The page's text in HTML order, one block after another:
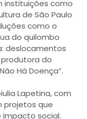
instituições como
de São Paulo
como o
do quilombo
deslocamentos
do
Há Doença”.
Lapetina, com
projetos que
social.